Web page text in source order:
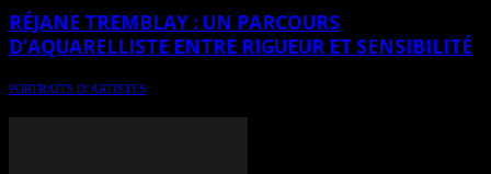
RÉJANE TREMBLAY : UN PARCOURS
D’AQUARELLISTE ENTRE RIGUEUR ET SENSIBILITÉ
PORTRAITS D’ARTISTES